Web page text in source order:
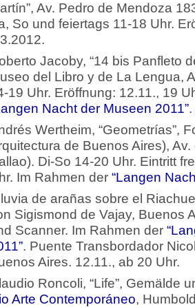
Av. Pedro de Mendoza
So und feiertags 11-18 Uhr.
Jacoby, “14 bis Panfleto
del Libro y de La Lengua,
19 Uhr. Eröffnung: 12.11., 19
Nacht der Museen 2011”.
Wertheim, “Geometrías”,
de Buenos Aires),
Di-So 14-20 Uhr. Eintritt
Im Rahmen der “Langen
de arañas sobre el
Sigismond de Vajay, Buenos
Scanner. Im Rahmen der
. Puente Transbordador
Aires. 12.11., ab 20 Uhr.
Roncoli, “Life”, Gemälde
Arte Contemporáneo,